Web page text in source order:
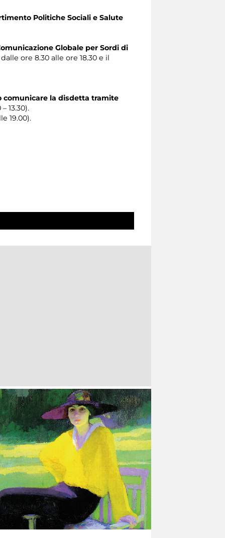
Politiche Sociali e Salute
Globale per Sordi di
ore 8.30 alle ore 18.30 e il
comunicare la disdetta tramite
13.30).
19.00).